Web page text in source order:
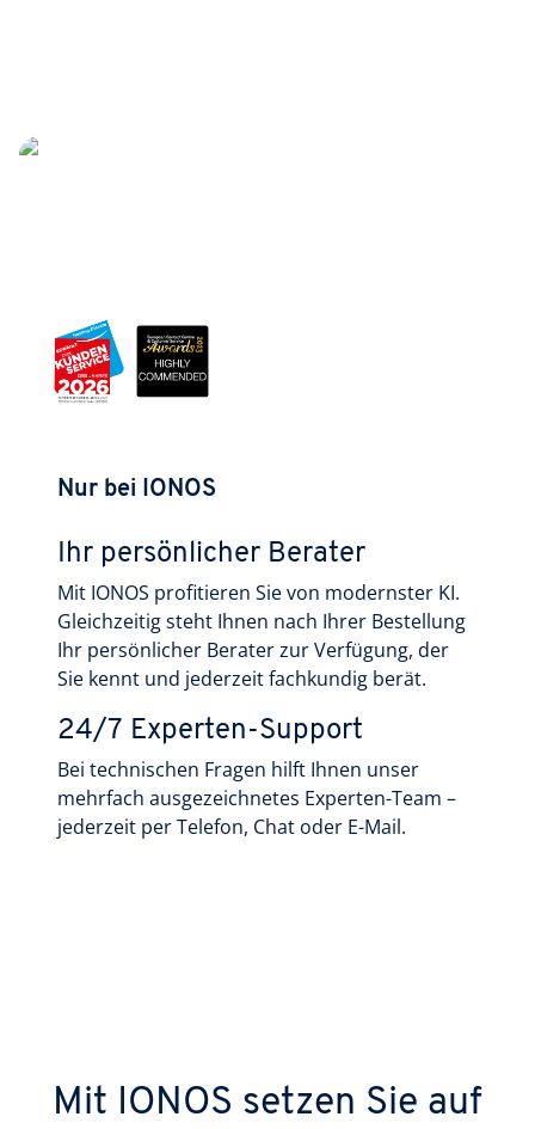
Nur bei IONOS
Ihr persönlicher Berater
Mit IONOS profitieren Sie von modernster KI.
Gleichzeitig steht Ihnen nach Ihrer Bestellung
Ihr persönlicher Berater zur Verfügung, der
Sie kennt und jederzeit fachkundig berät.
24/7 Experten-Support
Bei technischen Fragen hilft Ihnen unser
mehrfach ausgezeichnetes Experten-Team –
jederzeit per Telefon, Chat oder E-Mail.
Mit IONOS setzen Sie auf